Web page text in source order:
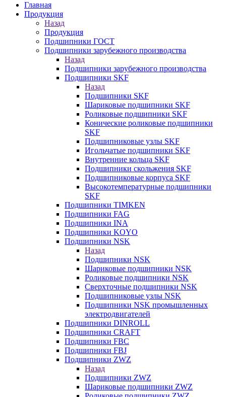
Главная
Продукция
Назад
Продукция
Подшипники ГОСТ
Подшипники зарубежного производства
Назад
Подшипники зарубежного производства
Подшипники SKF
Назад
Подшипники SKF
Шариковые подшипники SKF
Роликовые подшипники SKF
Конические роликовые подшипники
SKF
Подшипниковые узлы SKF
Игольчатые подшипники SKF
Внутренние кольца SKF
Подшипники скольжения SKF
Подшипниковые корпуса SKF
Высокотемпературные подшипники
SKF
Подшипники TIMKEN
Подшипники FAG
Подшипники INA
Подшипники KOYO
Подшипники NSK
Назад
Подшипники NSK
Шариковые подшипники NSK
Роликовые подшипники NSK
Сверхточные подшипники NSK
Подшипниковые узлы NSK
Подшипники NSK промышленных
электродвигателей
Подшипники DINROLL
Подшипники CRAFT
Подшипники FBC
Подшипники FBJ
Подшипники ZWZ
Назад
Подшипники ZWZ
Шариковые подшипники ZWZ